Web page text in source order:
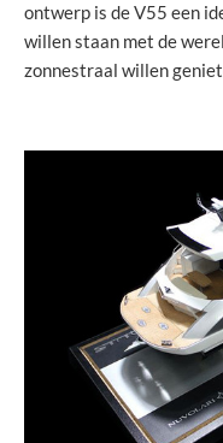
ontwerp is de V55 een
willen staan met de
zonnestraal willen